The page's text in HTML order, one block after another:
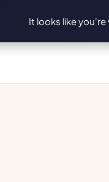
It looks like